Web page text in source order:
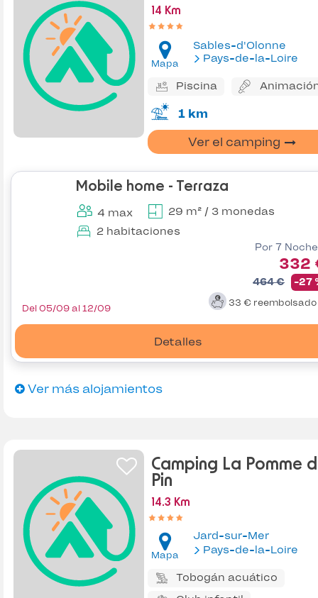
14 Km
Mapa
Sables-d'Olonne
Pays-de-la-Loire
Piscina
1 km
Ver el camping
Mobile home - Terraza
4 max
29 m² / 3 monedas
2 habitaciones
Por 7
332
464 € -27
33 € reembolsado
Detalles
Del 05/09 al 12/09
Ver más alojamientos
Camping La Pomme
Pin
14.3 Km
Mapa
Jard-sur-Mer
Pays-de-la-Loire
Tobogán acuático